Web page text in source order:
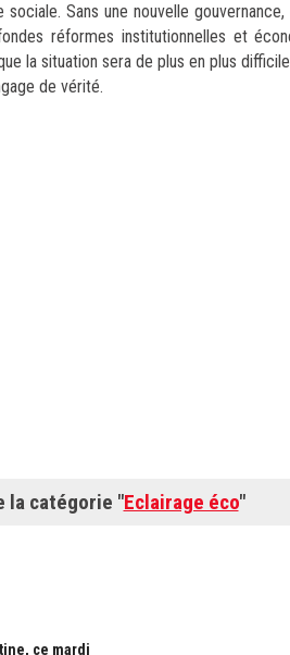
Sans une nouvelle gouvernance,
réformes institutionnelles et
la situation sera de plus en plus
de vérité.
la catégorie "Eclairage éco"
ce mardi